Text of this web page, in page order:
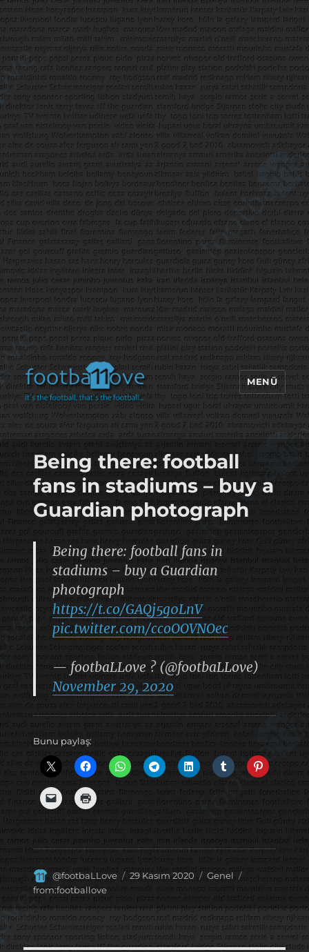
footbaLLove
MENÜ
Being there: football
fans in stadiums – buy a
Guardian photograph
Being there: football fans in
stadiums – buy a Guardian
photograph
https://t.co/GAQj5g0LnV
pic.twitter.com/ccoOOVNOec
— footbaLLove ? (@footbaLLove)
November 29, 2020
Bunu paylaş:
Yazar
@footbaLLove
Yayın
29 Kasım 2020 Kategoriler
Genel
Etiketler
from:footballove